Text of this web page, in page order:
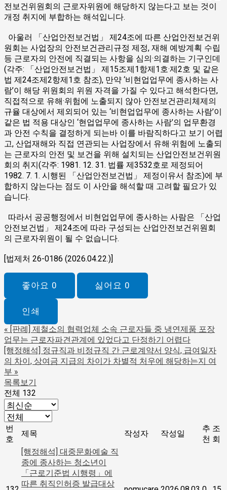
전보건위원회의 근로자위원에 해당하지 않는다고 보는 것이
개정 취지에 부합하는 해석입니다.
아울러 「산업안전보건법」 제24조에 따른 산업안전보건위
원회는 사업장의 안전보건관리규정 제정, 재해 예방계획 수립
등 근로자의 안전에 직결되는 사항을 심의·의결하는 기구인데
(각주: 「산업안전보건법」 제15조제1항제1호·제2호 및 같은
법 제24조제2항제1호 참조), 만약 ‘비현업업무에 종사하는 사
람’이 해당 위원회의 위원 자격을 가질 수 있다고 해석한다면,
직접적으로 유해·위험에 노출되지 않아 안전보건관리체제의
규율 대상에서 제외되어 있는 ‘비현업업무에 종사하는 사람’이
같은 법 적용 대상인 ‘현업업무에 종사하는 사람’의 업무환경
과 안전 수칙을 결정하게 되는바 이를 바람직하다고 보기 어렵
고, 산업재해와 직접 연관되는 사업장에서 유해·위험에 노출되
는 근로자의 안전 및 보건을 위해 설치되는 산업안전보건위원
회의 취지(각주: 1981. 12. 31. 법률 제3532호로 제정되어
1982. 7. 1. 시행된 「산업안전보건법」 제정이유서 참조)에 부
합하지 않는다는 점도 이 사안을 해석할 때 고려할 필요가 있
습니다.
따라서 공공행정에서 비현업업무에 종사하는 사람은 「산업
안전보건법」 제24조에 따라 구성되는 산업안전보건위원회
의 근로자위원이 될 수 없습니다.
[법제처 26-0186 (2026.04.22.)]
좋아요 0 싫어요 0
인쇄
« [판례] 제철소의 협력업체 소속 근로자들 중 냉연제품 포장
업무는 근로자파견관계에 있었다고 단정하기 어렵다
[행정해석] 정규직과 비정규직 간 근로계약서 양식, 급여일자
의 차이, 상여금 지급의 차이가 차별적 처우에 해당하는지 여
부 »
목록보기
전체 132
번
호
제목 작성자 작성일
추
천
조
회
[행정해석] 대중문화예술 직
종에 종사하는 청소년이
「근로기준법 시행령」에
따른 취직인허증 발급대상